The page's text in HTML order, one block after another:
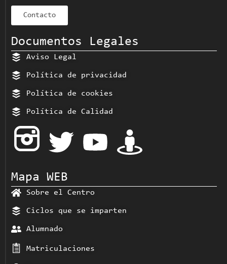
Contacto
Documentos Legales
Aviso Legal
Política de privacidad
Política de cookies
Política de Calidad
Mapa WEB
Sobre el Centro
Ciclos que se imparten
Alumnado
Matriculaciones